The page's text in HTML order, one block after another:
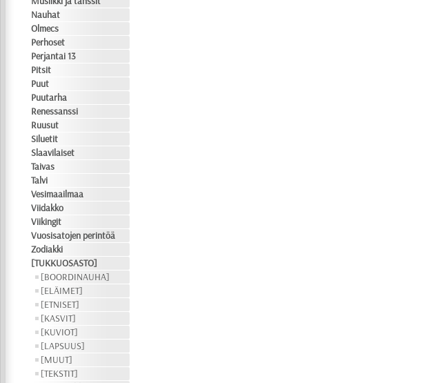
Nauhat
Olmecs
Perhoset
Perjantai 13
Pitsit
Puut
Puutarha
Renessanssi
Ruusut
Siluetit
Slaavilaiset
Taivas
Talvi
Vesimaailmaa
Viidakko
Viikingit
Vuosisatojen perintöä
Zodiakki
[TUKKUOSASTO]
[BOORDINAUHA]
[ELÄIMET]
[ETNISET]
[KASVIT]
[KUVIOT]
[LAPSUUS]
[MUUT]
[TEKSTIT]